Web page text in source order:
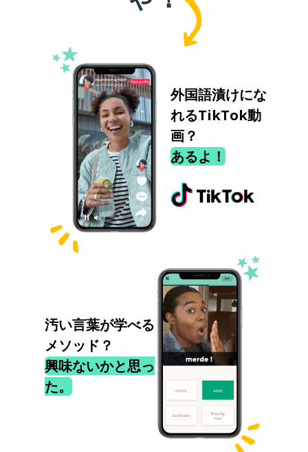
外国語漬けにな
れるTikTok動
画？
あるよ！
汚い言葉が学べる
メソッド？
興味ないかと思っ
た。